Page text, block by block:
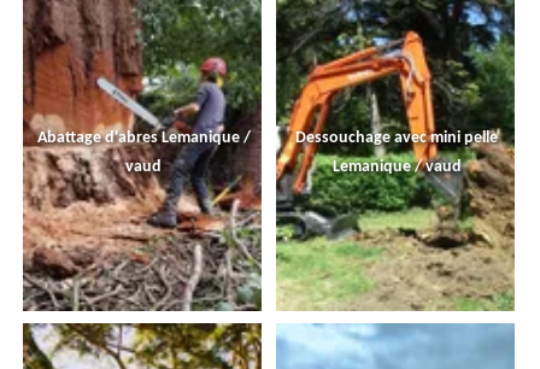
Abattage d'abres Lemanique /
vaud
Dessouchage avec mini pelle
Lemanique / vaud